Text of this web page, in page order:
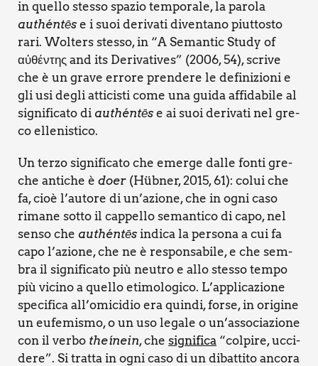
in quel­lo stes­so spa­zio tem­po­ra­le, la paro­la
authén­tēse i suoi deri­va­ti diven­ta­no piut­to­sto
rari. Wol­ters stes­so, in “A Seman­tic Stu­dy of
αὐθέντης and its Deri­va­ti­ves” (2006, 54), scri­ve
che è un gra­ve erro­re pren­de­re le defi­ni­zio­ni e
gli usi degli atti­ci­sti come una gui­da affi­da­bi­le al
signi­fi­ca­to di authén­tēse ai suoi deri­va­ti nel gre­
co elle­ni­sti­co.
Un ter­zo signi­fi­ca­to che emer­ge dal­le fon­ti gre­
che anti­che è doer (Hüb­ner, 2015, 61): colui che
fa, cioè l’autore di un’azione, che in ogni caso
rima­ne sot­to il cap­pel­lo seman­ti­co di capo, nel
sen­so che authén­tēsindi­ca la per­so­na a cui fa
capo l’azione, che ne è respon­sa­bi­le, e che sem­
bra il signi­fi­ca­to più neu­tro e allo stes­so tem­po
più vici­no a quel­lo eti­mo­lo­gi­co. L’ap­pli­ca­zio­ne
spe­ci­fi­ca all’o­mi­ci­dio era quin­di, for­se, in ori­gi­ne
un eufe­mi­smo, o un uso lega­le o un’as­so­cia­zio­ne
con il ver­bo theí­nein, che signi­fi­ca “col­pi­re, ucci­
de­re”. Si trat­ta in ogni caso di un dibat­ti­to anco­ra